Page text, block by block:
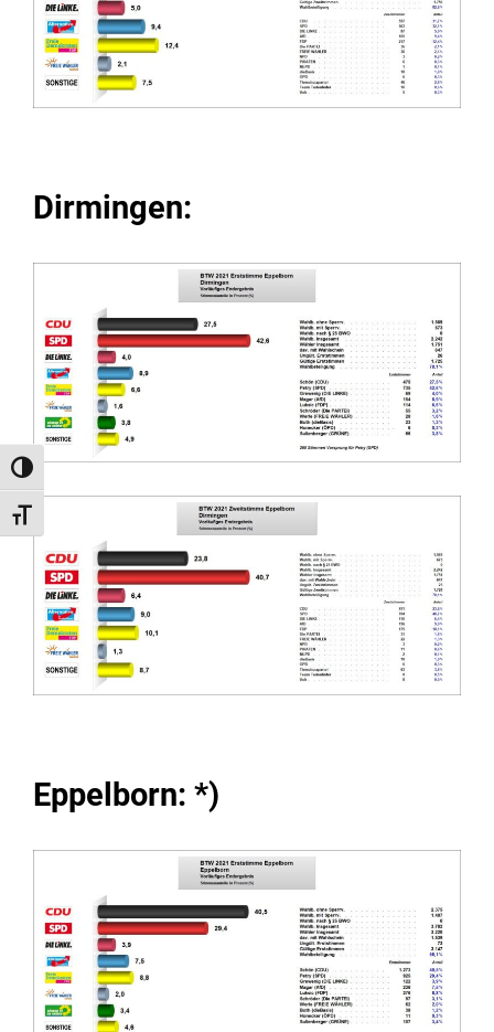
Umschalten auf hohe Kontraste
Schrift vergrößern
Dirmingen:
Eppelborn: *)